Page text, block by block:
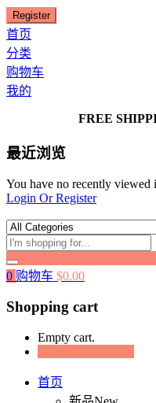
首页
分类
购物车
我的
FREE SHIPPING
最近浏览
You have no recently viewed
Login Or Register
0 购物车 $0.00
Shopping cart
Empty cart.
首页